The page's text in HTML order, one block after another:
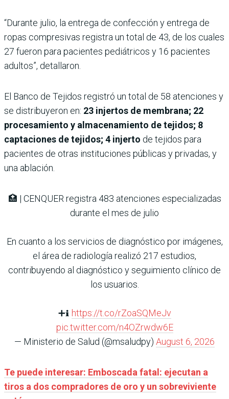
“Durante julio, la entrega de confección y entrega de
ropas compresivas registra un total de 43, de los cuales
27 fueron para pacientes pediátricos y 16 pacientes
adultos”, detallaron.
El Banco de Tejidos registró un total de 58 atenciones y
se distribuyeron en: 23 injertos de membrana; 22
procesamiento y almacenamiento de tejidos; 8
captaciones de tejidos; 4 injerto de tejidos para
pacientes de otras instituciones públicas y privadas, y
una ablación.
🏥 | CENQUER registra 483 atenciones especializadas
durante el mes de julio
En cuanto a los servicios de diagnóstico por imágenes,
el área de radiología realizó 217 estudios,
contribuyendo al diagnóstico y seguimiento clínico de
los usuarios.
➕ℹ️ https://t.co/rZoaSQMeJv
pic.twitter.com/n4OZrwdw6E
— Ministerio de Salud (@msaludpy) August 6, 2026
Te puede interesar: Emboscada fatal: ejecutan a
tiros a dos compradores de oro y un sobreviviente